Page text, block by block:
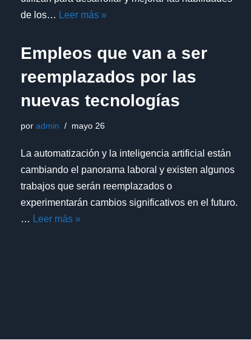
de los… Leer más »
Empleos que van a ser
reemplazados por las
nuevas tecnologías
por admin mayo 26
La automatización y la inteligencia artificial están
cambiando el panorama laboral y existen algunos
trabajos que serán reemplazados o
experimentarán cambios significativos en el futuro.
… Leer más »